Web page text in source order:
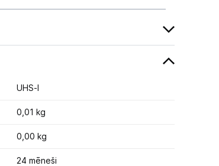
UHS-I
0,01 kg
0,00 kg
24 mēneši